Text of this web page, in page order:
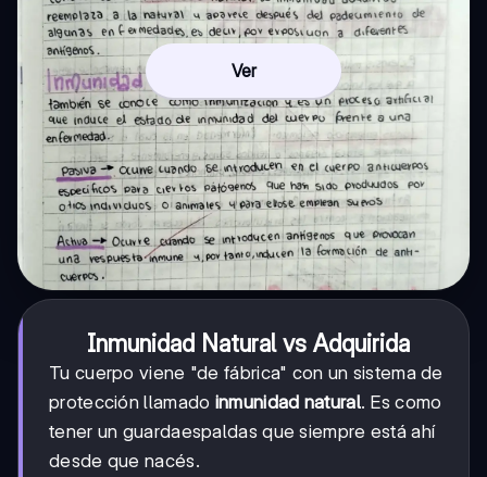
Ver
Inmunidad Natural vs Adquirida
Tu cuerpo viene "de fábrica" con un sistema de
protección llamado inmunidad natural. Es como
tener un guardaespaldas que siempre está ahí
desde que nacés.